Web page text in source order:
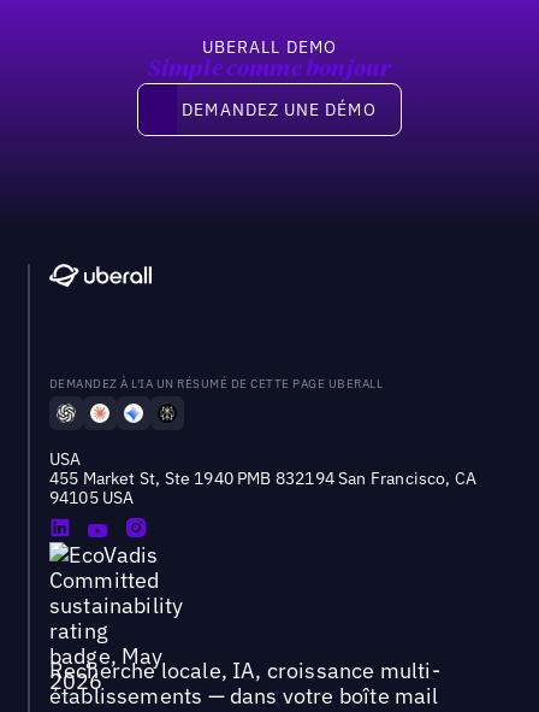
UBERALL DEMO
Simple comme bonjour
Demandez une démo
DEMANDEZ UNE DÉMO
DEMANDEZ À L'IA UN RÉSUMÉ DE CETTE PAGE UBERALL
USA
455 Market St, Ste 1940 PMB 832194 San Francisco, CA
94105 USA
Recherche locale, IA, croissance multi-
établissements — dans votre boîte mail